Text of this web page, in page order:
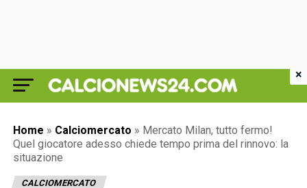
Home » Calciomercato » Mercato Milan, tutto fermo!
Quel giocatore adesso chiede tempo prima del rinnovo: la
situazione
CALCIOMERCATO
×